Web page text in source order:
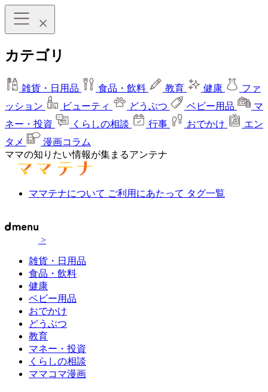
カテゴリ
雑貨・日用品 食品・飲料 教育 健康
ファ
ッション
ビューティ どうぶつ ベビー用品
マ
ネー・投資
くらしの相談 行事 おでかけ
エン
タメ
漫画コラム
ママの知りたい情報が集まるアンテナ
ママテナについて ご利用にあたって タグ一覧
>
雑貨・日用品
食品・飲料
健康
ベビー用品
おでかけ
どうぶつ
教育
マネー・投資
くらしの相談
ママコマ漫画